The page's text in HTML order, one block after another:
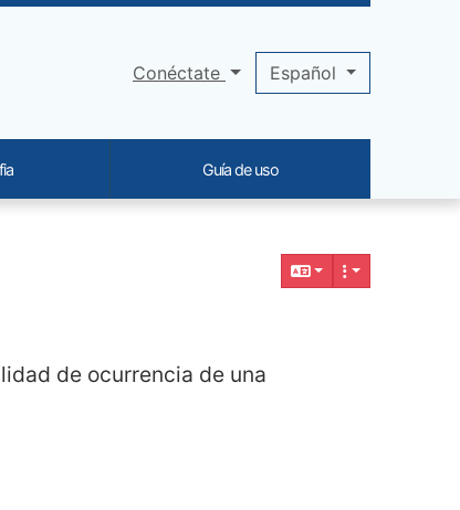
de ocurrencia de una
Conéctate Español
Guía de uso